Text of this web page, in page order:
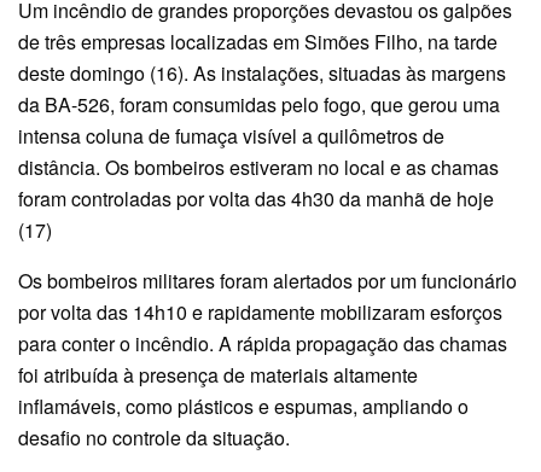
Um incêndio de grandes proporções devastou os galpões
de três empresas localizadas em Simões Filho, na tarde
deste domingo (16). As instalações, situadas às margens
da BA-526, foram consumidas pelo fogo, que gerou uma
intensa coluna de fumaça visível a quilômetros de
distância. Os bombeiros estiveram no local e as chamas
foram controladas por volta das 4h30 da manhã de hoje
(17)
Os bombeiros militares foram alertados por um funcionário
por volta das 14h10 e rapidamente mobilizaram esforços
para conter o incêndio. A rápida propagação das chamas
foi atribuída à presença de materiais altamente
inflamáveis, como plásticos e espumas, ampliando o
desafio no controle da situação.